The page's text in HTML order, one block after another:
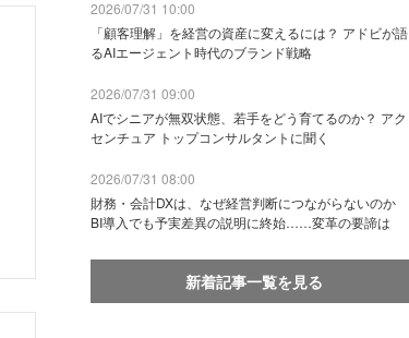
2026/07/31 10:00
「顧客理解」を経営の資産に変えるには？ アドビが語
るAIエージェント時代のブランド戦略
2026/07/31 09:00
AIでシニアが無双状態、若手をどう育てるのか？ アク
センチュア トップコンサルタントに聞く
2026/07/31 08:00
財務・会計DXは、なぜ経営判断につながらないのか
BI導入でも予実差異の説明に終始……変革の要諦は
新着記事一覧を見る